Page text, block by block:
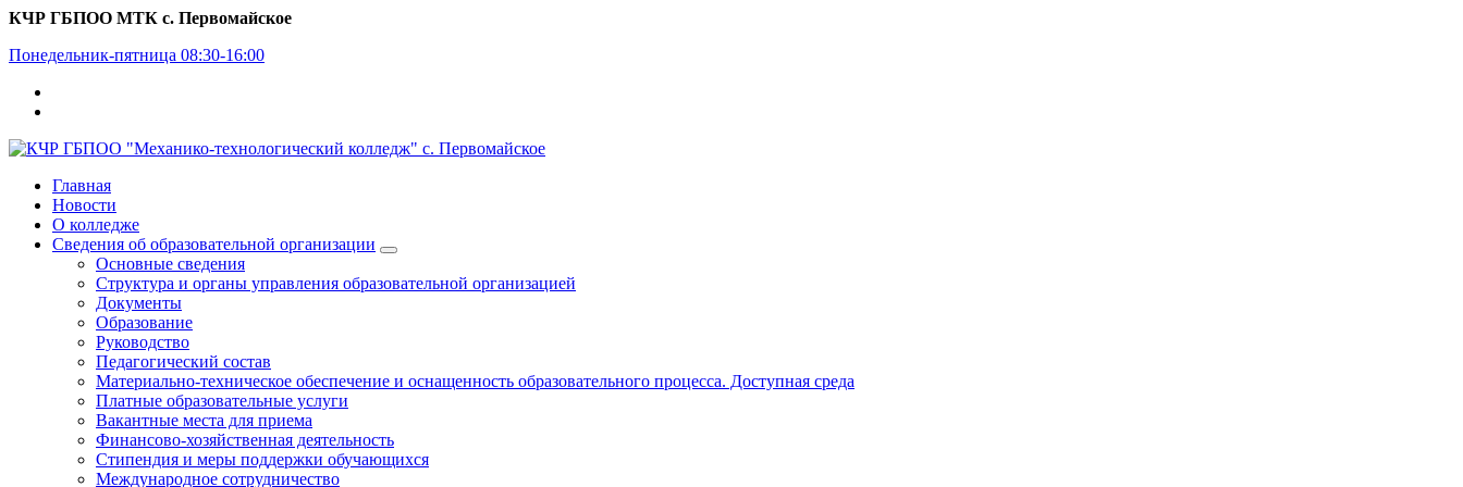
Перейти
содержимому
КЧР ГБПОО МТК с. Первомайское
Понедельник-пятница 08:30-16:00
Главная
Новости
О колледже
Сведения об образовательной организации
Основные сведения
Структура и органы управления образовательной организацией
Документы
Образование
Руководство
Педагогический состав
Материально-техническое обеспечение и оснащенность образовательного процесса. Доступная среда
Платные образовательные услуги
Вакантные места для приема
Финансово-хозяйственная деятельность
Стипендия и меры поддержки обучающихся
Международное сотрудничество